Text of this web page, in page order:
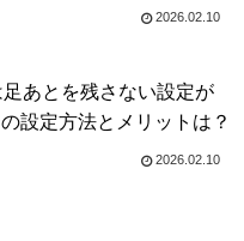
2026.02.10
あとを残さない設定が
設定方法とメリットは？
2026.02.10